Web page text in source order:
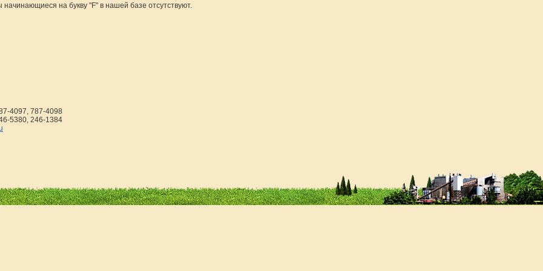
начинающиеся на букву "F" в нашей базе отсутствуют.
4097, 787-4098
5380, 246-1384